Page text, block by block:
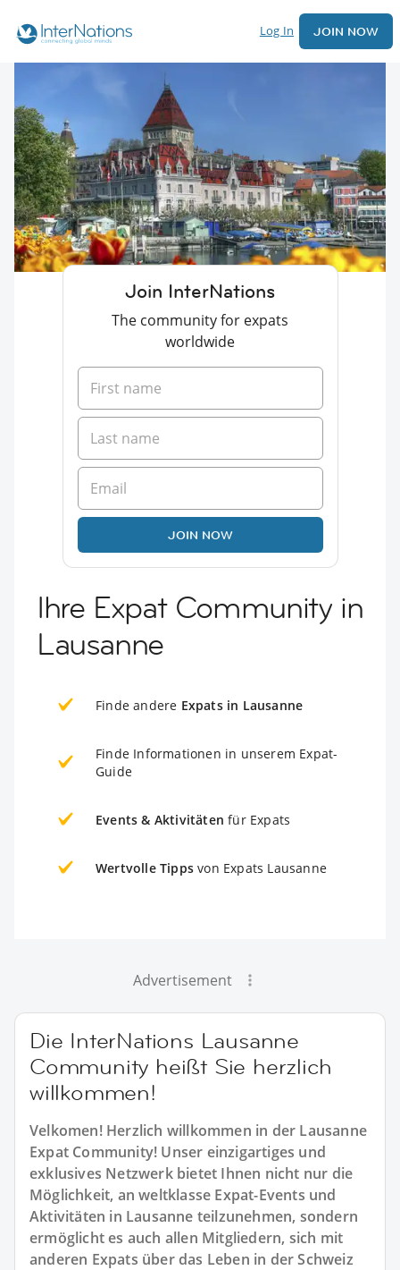
Log In JOIN NOW
Join InterNations
The community for expats
worldwide
JOIN NOW
Ihre Expat Community in
Lausanne
Finde andere Expats in Lausanne
Finde Informationen in unserem Expat-
Guide
Events & Aktivitäten für Expats
Wertvolle Tipps von Expats Lausanne
Advertisement
Die InterNations Lausanne
Community heißt Sie herzlich
willkommen!
Velkomen! Herzlich willkommen in der Lausanne
Expat Community! Unser einzigartiges und
exklusives Netzwerk bietet Ihnen nicht nur die
Möglichkeit, an weltklasse Expat-Events und
Aktivitäten in Lausanne teilzunehmen, sondern
ermöglicht es auch allen Mitgliedern, sich mit
anderen Expats über das Leben in der Schweiz